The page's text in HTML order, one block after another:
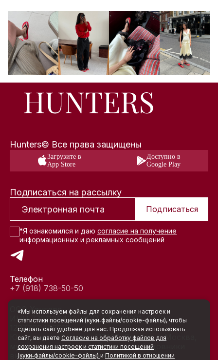
Hunters© Все права защищены
Загрузите в
App Store
Доступно в
Google Play
Подписаться на рассылку
Подписаться
*Я ознакомился и даю согласие на получение
информационных и рекламных сообщений
Телефон
+7 (918) 738-50-50
ООО Хантерс
ИНН 7751189433, КПП 772401001, ОГРН
1207700466918
Юридический адрес: 117105, Россия, г. Москва,
муниципальный округ Нагатино-Садовники
вн.тер.г., ул. Нагатинская, д. 3А, стр. 5
«Мы используем файлы для сохранения настроек и
статистики посещений (куки‑файлы/cookie-файлы), чтобы
сделать сайт удобнее для вас. Продолжая использовать
сайт, вы даете Согласие на обработку файлов для
сохранения настроек и статистики посещений
(куки‑файлы/cookie-файлы) и Политикой в отношении